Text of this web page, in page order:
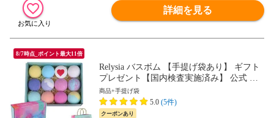
詳細を見る
8/7時点_ポイント最大11倍
Relysia バスボム 【手提げ袋あり】 ギフト
プレゼント【国内検査実施済み】 公式 レ
リシア 〈入浴剤〉【 ギフト で選ばれてい
ます】 プレゼント bm1 女性 誕生日 誕生日
プレゼント ギフトセット 母
商品+手提げ袋
5.0 (5件)
クーポンあり